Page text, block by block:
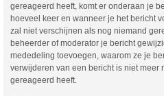
gereageerd heeft, komt er onderaan je
hoeveel keer en wanneer je het bericht
zal niet verschijnen als nog niemand
beheerder of moderator je bericht
mededeling toevoegen, waarom ze je
verwijderen van een bericht is niet meer
gereageerd heeft.